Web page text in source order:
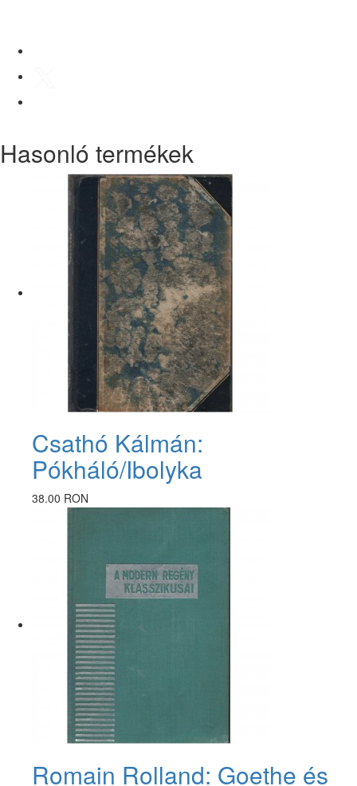
Hasonló termékek
Csathó Kálmán:
Pókháló/Ibolyka
38.00 RON
Romain Rolland: Goethe és